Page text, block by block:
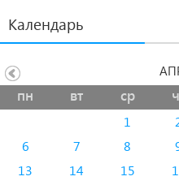
Календарь
пн вт ср
1
6
7 8
13
14 15